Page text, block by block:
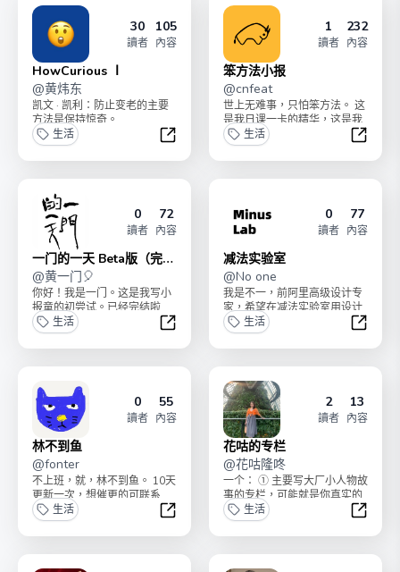
30
讀者
105
內容
HowCurious Ⅰ
@黄炜东
凯文 · 凯利：防止变老的主要
方法是保持惊奇。
生活
HowCurious Ⅰ
1
讀者
232
內容
笨方法小报
@cnfeat
世上无难事，只怕笨方法。 这
是我日课一卡的精华，这是我
知识生活的光芒。 专栏简介：
https:/...
生活
笨方法
0
讀者
72
內容
一门的一天 Beta版（完
结）
@黄一门🎈
你好！我是一门。这是我写小
报童的初尝试。已经完结啦
（不要再续费了）！ 谢谢陪
伴。 新的玩法请期待...
生活
一门的一天 Beta版（完结）
0
讀者
77
內容
减法实验室
@No one
我是不一，前阿里高级设计专
家，希望在减法实验室用设计
的力量对抗世界的熵增。
生活
减法实
0
讀者
55
內容
林不到鱼
@fonter
不上班，就，林不到鱼。 10天
更新一次，想催更的可联系
flowercold@gmail.com...
生活
林不到鱼
2
讀者
13
內容
花咕的专栏
@花咕隆咚
一个： ① 主要写大厂小人物故
事的专栏，可能就是你真实的
生活 ② 偶尔会写一些产品心
得，但请不要...
生活
花咕的